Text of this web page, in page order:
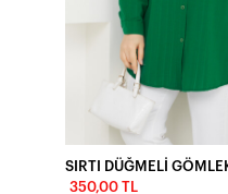
350,00 TL